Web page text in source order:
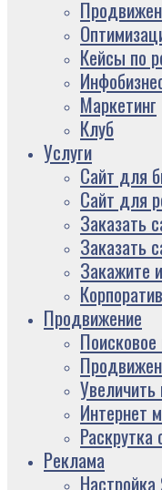
Кейсы по
Маркетинг
Клуб
Услуги
Сайт для
Сайт для
Заказать
Заказать
Закажите
Продвижение
Интернет
Раскрутка
Реклама